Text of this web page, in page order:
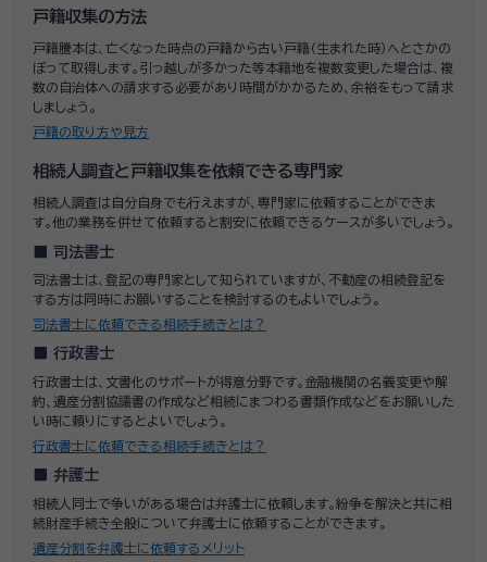
戸籍収集の方法
戸籍謄本は、亡くなった時点の戸籍から古い戸籍（生まれた時）へとさかの
ぼって取得します。引っ越しが多かった等本籍地を複数変更した場合は、複
数の自治体への請求する必要があり時間がかかるため、余裕をもって請求
しましょう。
戸籍の取り方や見方
相続人調査と戸籍収集を依頼できる専門家
相続人調査は自分自身でも行えますが、専門家に依頼することができま
す。他の業務を併せて依頼すると割安に依頼できるケースが多いでしょう。
司法書士
司法書士は、登記の専門家として知られていますが、不動産の相続登記を
する方は同時にお願いすることを検討するのもよいでしょう。
司法書士に依頼できる相続手続きとは？
行政書士
行政書士は、文書化のサポートが得意分野です。金融機関の名義変更や解
約、遺産分割協議書の作成など相続にまつわる書類作成などをお願いした
い時に頼りにするとよいでしょう。
行政書士に依頼できる相続手続きとは？
弁護士
相続人同士で争いがある場合は弁護士に依頼します。紛争を解決と共に相
続財産手続き全般について弁護士に依頼することができます。
遺産分割を弁護士に依頼するメリット